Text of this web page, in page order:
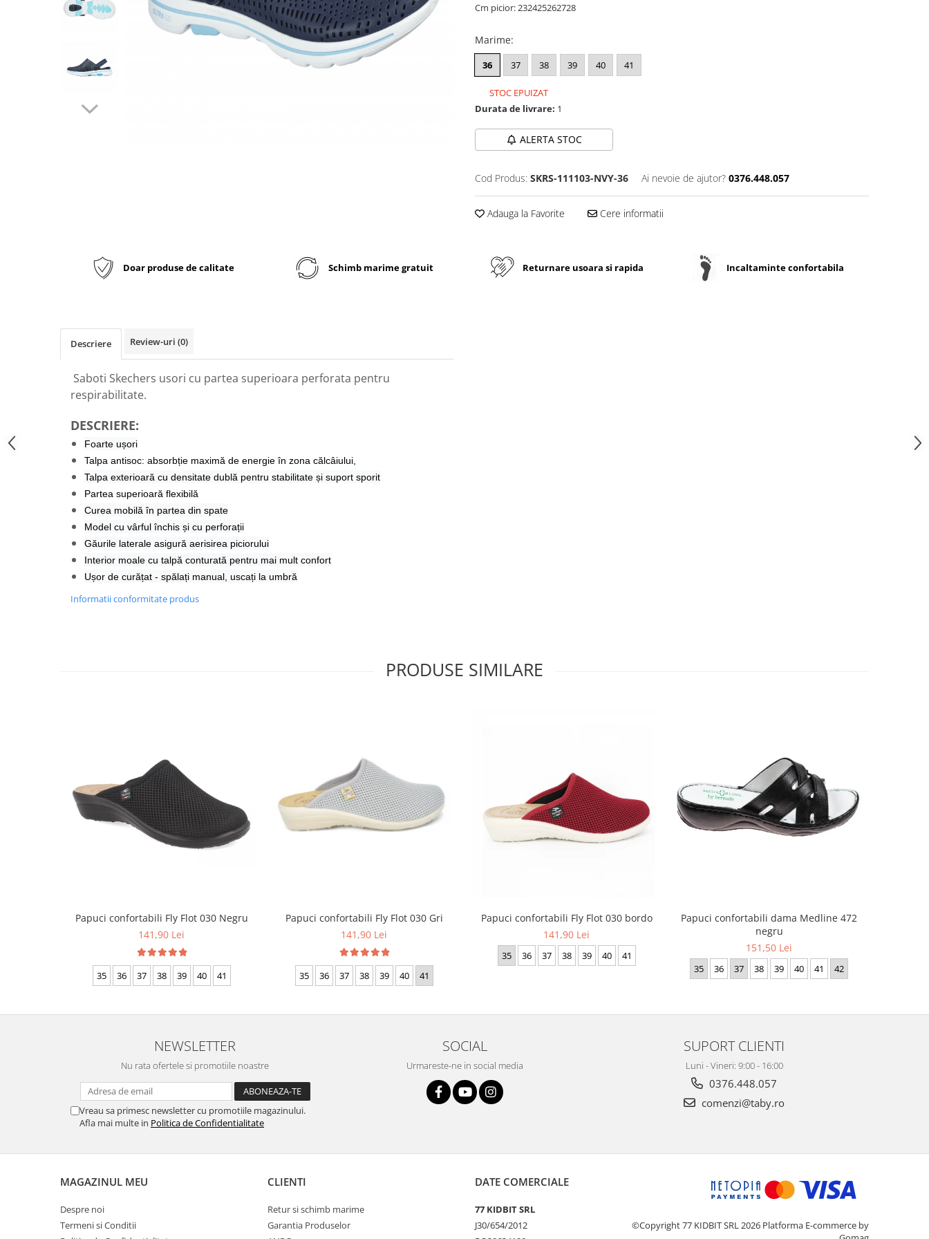
Cm picior:232425262728
Marime:
36 37 38 39 40 41
STOC EPUIZAT
Durata de livrare: 1
ALERTA STOC
Cod Produs: SKRS-111103-NVY-36 Ai nevoie de ajutor? 0376.448.057
Adauga la Favorite Cere informatii
Doar produse de calitate Schimb marime gratuit Returnare usoara si rapida Incaltaminte confortabila
Descriere Review-uri (0)
Saboti Skechers usori cu partea superioara perforata pentru
respirabilitate.
DESCRIERE:
Foarte ușori
Talpa antisoc: absorbție maximă de energie în zona călcâiului,
Talpa exterioară cu densitate dublă pentru stabilitate și suport sporit
Partea superioară flexibilă
Curea mobilă în partea din spate
Model cu vârful închis și cu perforații
Găurile laterale asigură aerisirea piciorului
Interior moale cu talpă conturată pentru mai mult confort
Ușor de curățat - spălați manual, uscați la umbră
Informatii conformitate produs
PRODUSE SIMILARE
Papuci confortabili Fly Flot 030 Negru
141,90 Lei
35 36 37 38 39 40 41
Papuci confortabili Fly Flot 030 Gri
141,90 Lei
35 36 37 38 39 40 41
Papuci confortabili Fly Flot 030 bordo
141,90 Lei
35 36 37 38 39 40 41
Papuci confortabili dama Medline 472
negru
151,50 Lei
35 36 37 38 39 40 41 42
NEWSLETTER
Nu rata ofertele si promotiile noastre
Vreau sa primesc newsletter cu promotiile magazinului.
Afla mai multe in Politica de Confidentialitate
SOCIAL
Urmareste-ne in social media
SUPORT CLIENTI
Luni - Vineri: 9:00 - 16:00
0376.448.057
comenzi@taby.ro
MAGAZINUL MEU
Despre noi
Termeni si Conditii
CLIENTI
Retur si schimb marime
Garantia Produselor
DATE COMERCIALE
77 KIDBIT SRL
J30/654/2012
©Copyright 77 KIDBIT SRL 2026 Platforma E-commerce by